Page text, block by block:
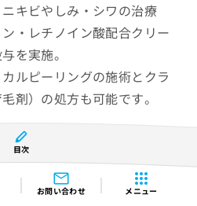
お問い合わせ メニュー
キビやしみ・シワの治療
・レチノイン酸配合クリー
を実施。
ルピーリングの施術とクラ
剤）の処方も可能です。
午前と毎週金曜日の午後に
医と日本美容外科学会専門
トックス注射も行っていま
目次